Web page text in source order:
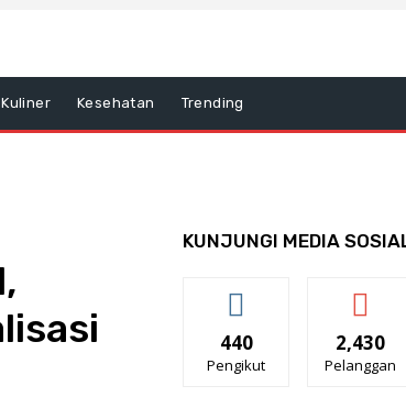
Kuliner Kesehatan Trending
KUNJUNGI MEDIA
440
Pengikut
2,430
Pelanggan